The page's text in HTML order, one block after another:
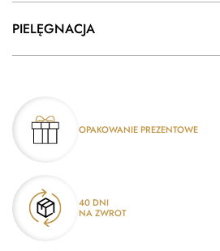
PIELĘGNACJA
OPAKOWANIE PREZENTOWE
40 DNI
NA ZWROT